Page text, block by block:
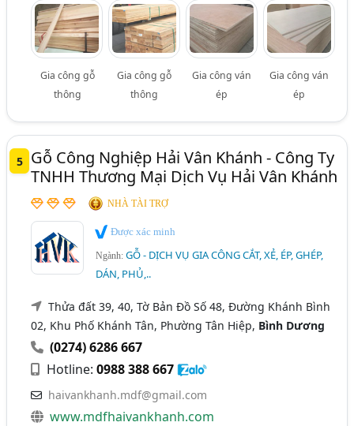
Gia công gỗ
thông
Gia công gỗ
thông
Gia công ván
ép
Gia công ván
ép
5
Gỗ Công Nghiệp Hải Vân Khánh - Công Ty
TNHH Thương Mại Dịch Vụ Hải Vân Khánh
NHÀ TÀI TRỢ
Được xác minh
Ngành:GỖ - DỊCH VỤ GIA CÔNG CẮT, XẺ, ÉP, GHÉP,
DÁN, PHỦ,..
Thửa đất 39, 40, Tờ Bản Đồ Số 48, Đường Khánh Bình
02, Khu Phố Khánh Tân, Phường Tân Hiệp, Bình Dương
(0274) 6286 667
Hotline:0988 388 667
haivankhanh.mdf@gmail.com
www.mdfhaivankhanh.com